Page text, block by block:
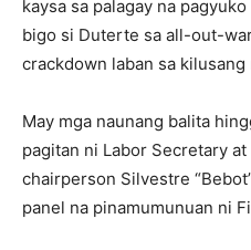
kaysa sa palagay na
bigo si Duterte sa all-out-
crackdown laban sa kilusang
May mga naunang balita
pagitan ni Labor Secretary at
chairperson Silvestre
panel na pinamumunuan ni